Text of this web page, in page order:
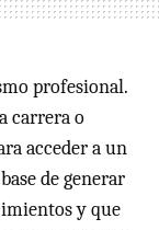
profesional.
carrera o
acceder a un
de generar
y que